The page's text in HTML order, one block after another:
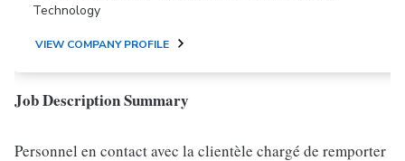
Technology
VIEW COMPANY PROFILE
Job Description Summary
Personnel en contact avec la clientèle chargé de remporter